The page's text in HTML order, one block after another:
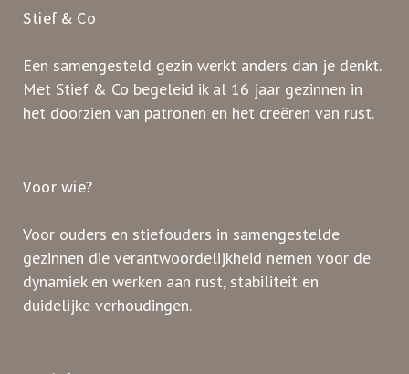
Stief & Co
Een samengesteld gezin werkt anders dan je denkt.
Met Stief & Co begeleid ik al 16 jaar gezinnen in
het doorzien van patronen en het creëren van rust.
Voor wie?
Voor ouders en stiefouders in samengestelde
gezinnen die verantwoordelijkheid nemen voor de
dynamiek en werken aan rust, stabiliteit en
duidelijke verhoudingen.